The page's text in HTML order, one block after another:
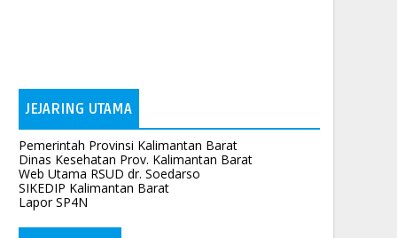
JEJARING UTAMA
Pemerintah Provinsi Kalimantan Barat
Dinas Kesehatan Prov. Kalimantan Barat
Web Utama RSUD dr. Soedarso
SIKEDIP Kalimantan Barat
Lapor SP4N